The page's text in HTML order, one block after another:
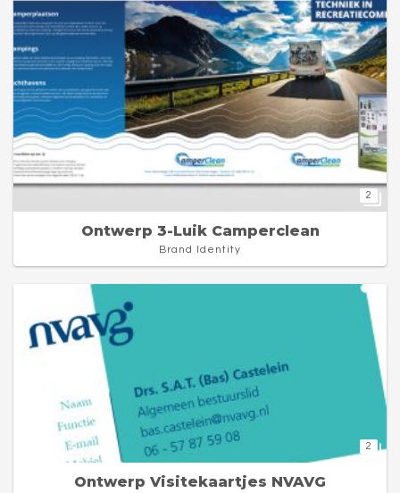
2
Ontwerp 3-Luik Camperclean
Brand Identity
2
Ontwerp Visitekaartjes NVAVG